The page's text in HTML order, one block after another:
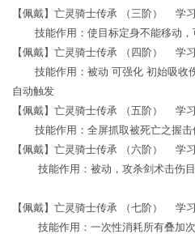
【佩戴】亡灵骑士传承 （三
技能作用：使目标定身不能移动
【佩戴】亡灵骑士传承 （四
技能作用：被动 可强化 初始吸收
自动触发
【佩戴】亡灵骑士传承 （五
技能作用：全屏抓取被死亡之
【佩戴】亡灵骑士传承 （六阶
技能作用：被动，攻杀剑术击
【佩戴】亡灵骑士传承 （七阶
技能作用：一次性消耗所有叠加次